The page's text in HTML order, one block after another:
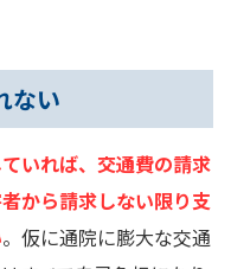
ない
いれば、交通費の請求
から請求しない限り支
。仮に通院に膨大な交通